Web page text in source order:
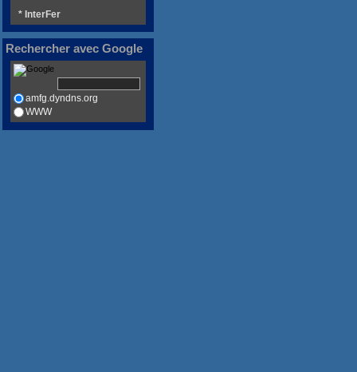
* InterFer
Rechercher avec Google
amfg.dyndns.org
WWW